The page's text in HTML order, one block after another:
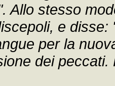
Allo stesso
e
per la
dei